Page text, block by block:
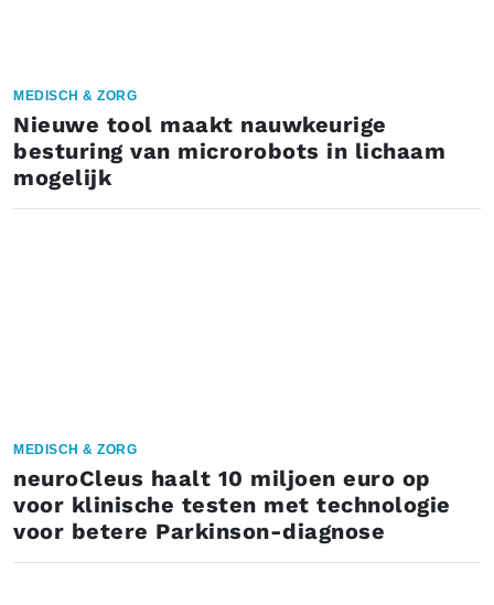
MEDISCH & ZORG
Nieuwe tool maakt nauwkeurige
besturing van microrobots in lichaam
mogelijk
MEDISCH & ZORG
neuroCleus haalt 10 miljoen euro op
voor klinische testen met technologie
voor betere Parkinson-diagnose